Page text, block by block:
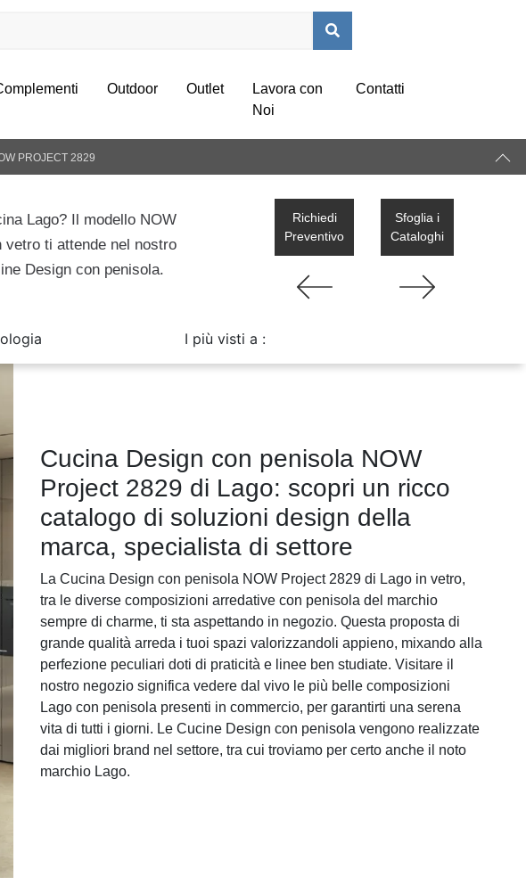
Outdoor Outlet
Lavora con
Noi
Contatti
PROJECT 2829
Lago? Il modello NOW
vetro ti attende nel nostro
Design con penisola.
Richiedi
Preventivo
Sfoglia i
Cataloghi
I più visti a :
Cucina Design con penisola NOW
Project 2829 di Lago: scopri un ricco
catalogo di soluzioni design della
marca, specialista di settore
La Cucina Design con penisola NOW Project 2829 di Lago in vetro,
tra le diverse composizioni arredative con penisola del marchio
sempre di charme, ti sta aspettando in negozio. Questa proposta di
grande qualità arreda i tuoi spazi valorizzandoli appieno, mixando alla
perfezione peculiari doti di praticità e linee ben studiate. Visitare il
nostro negozio significa vedere dal vivo le più belle composizioni
Lago con penisola presenti in commercio, per garantirti una serena
vita di tutti i giorni. Le Cucine Design con penisola vengono realizzate
dai migliori brand nel settore, tra cui troviamo per certo anche il noto
marchio Lago.